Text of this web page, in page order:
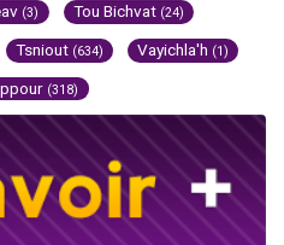
(3) Tou Bichvat (24)
Tsniout (634) Vayichla'h (1)
(318)